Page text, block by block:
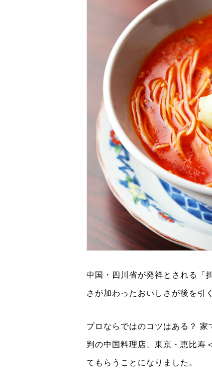
中国・四川省が発祥とされる「
さが加わったおいしさが後を引
プロならではのコツはある？
判の中国料理店、東京・恵比寿
てもらうことになりました。